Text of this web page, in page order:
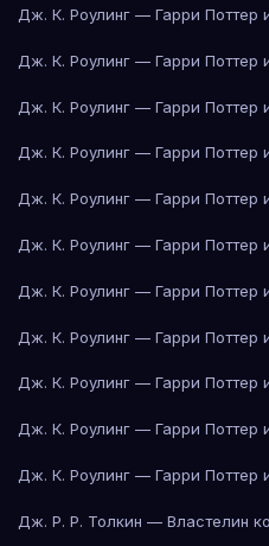
Дж. К. Роулинг — Гарри Поттер
Дж. К. Роулинг — Гарри Поттер
Дж. К. Роулинг — Гарри Поттер
Дж. К. Роулинг — Гарри Поттер
Дж. К. Роулинг — Гарри Поттер
Дж. К. Роулинг — Гарри Поттер
Дж. К. Роулинг — Гарри Поттер
Дж. К. Роулинг — Гарри Поттер
Дж. К. Роулинг — Гарри Поттер
Дж. К. Роулинг — Гарри Поттер
Дж. К. Роулинг — Гарри Поттер
Дж. Р. Р. Толкин — Властелин